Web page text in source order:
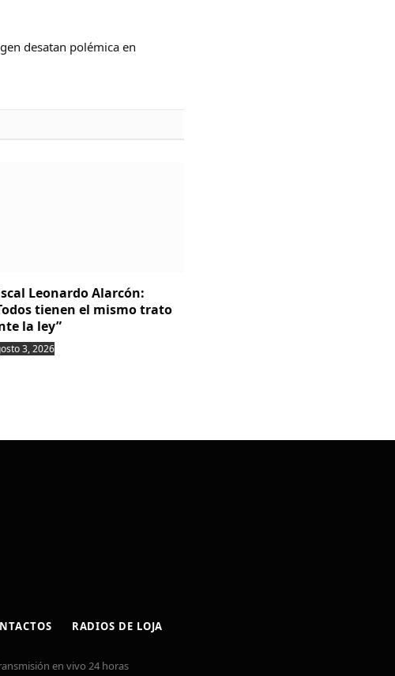
desatan polémica en
Leonardo Alarcón:
tienen el mismo trato
la ley”
3, 2026
RADIOS DE LOJA
en vivo 24 horas